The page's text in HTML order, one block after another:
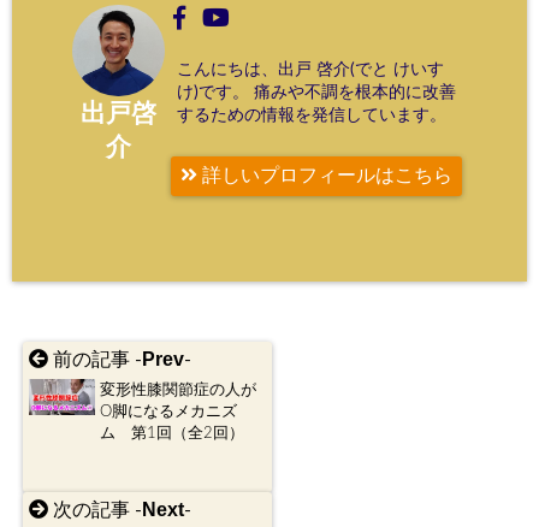
出戸啓
介
こんにちは、出戸 啓介(でと けいす
け)です。 痛みや不調を根本的に改善
するための情報を発信しています。
詳しいプロフィールはこちら
前の記事 - Prev-
変形性膝関節症の人が
O脚になるメカニズ
ム 第1回（全2回）
次の記事 - Next-